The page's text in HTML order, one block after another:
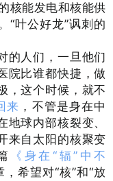
核能发电和核能供
“叶公好龙”讽刺的
的人们，一旦他们
院比谁都快捷，做
，这个时候，就不
来 ，不管是身在中
球内部核裂变、
来自太阳的核聚变
《身在“辐”中不
，希望对“核”和“放